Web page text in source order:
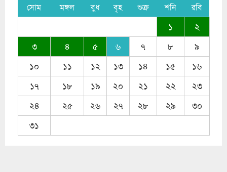
সোম মঙ্গল বুধ বৃহ শুক্র শনি রবি
১
২
৩
৪ ৫ ৬ ৭ ৮
৯
১০
১১ ১২ ১৩ ১৪ ১৫
১৬
১৭
১৮ ১৯ ২০ ২১ ২২
২৩
২৪
২৫ ২৬ ২৭ ২৮ ২৯
৩০
৩১